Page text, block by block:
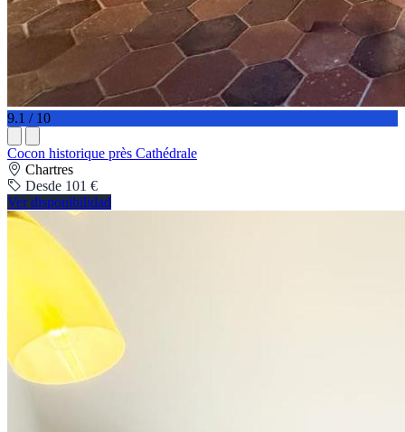
9.1 / 10
Cocon historique près Cathédrale
Chartres
Desde 101 €
Ver disponibilidad